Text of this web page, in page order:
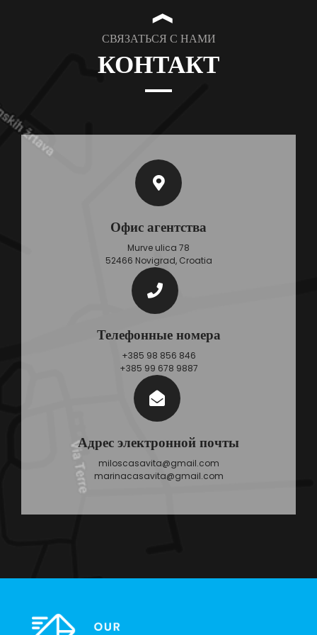
❱
СВЯЗАТЬСЯ С НАМИ
КОНТАКТ
Офис агентства
Murve ulica 78
52466 Novigrad, Croatia
Телефонные номера
+385 98 856 846
+385 99 678 9887
Адрес электронной почты
miloscasavita@gmail.com
marinacasavita@gmail.com